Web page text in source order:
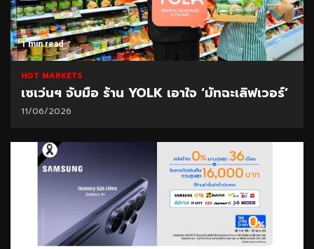
1 min read
HOT MARKETS
เซเว่นฯ จับมือ ร้าน YOLK เอาใจ ‘มัทฉะเลิฟเวอร์’
11/06/2026